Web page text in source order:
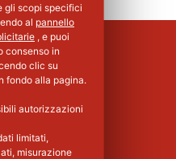
MI 1427008
gli scopi specifici
al pannello
, e puoi
consenso in
clic su
fondo alla pagina.
autorizzazioni
limitati,
misurazione